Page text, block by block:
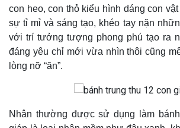
con heo, con thỏ kiểu hình dáng con
sự tỉ mỉ và sáng tạo, khéo tay nặn
với trí tưởng tượng phong phú tạo ra
đáng yêu chỉ mới vừa nhìn thôi cũng
lòng nỡ “ăn”.
Nhân thường được sử dụng làm